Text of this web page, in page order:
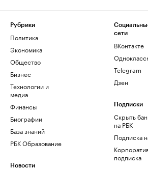
Рубрики
Политика
Экономика
Общество
Бизнес
Технологии и
медиа
Финансы
Биографии
База знаний
РБК Образование
Новости
сети
ВКонтакте
Telegram
Дзен
Подписки
Скрыть
на РБК
Подписка
подписка